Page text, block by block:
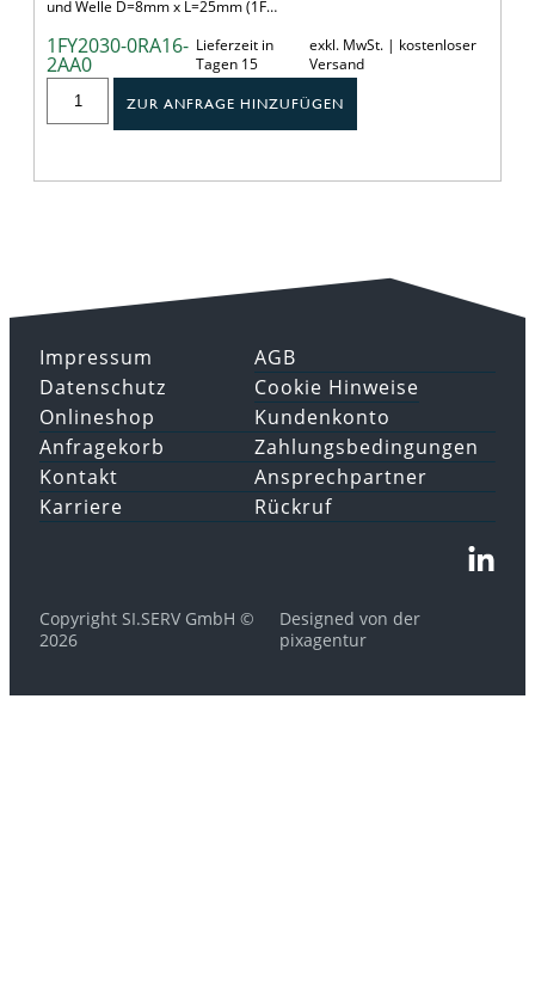
und Welle D=8mm x L=25mm (1F…
1FY2030-0RA16-
2AA0
Lieferzeit in
Tagen 15
exkl. MwSt. | kostenloser
Versand
ZUR ANFRAGE HINZUFÜGEN
Impressum
Datenschutz
AGB
Cookie Hinweise
Onlineshop
Anfragekorb
Kundenkonto
Zahlungsbedingungen
Kontakt
Karriere
Ansprechpartner
Rückruf
Copyright SI.SERV GmbH ©
2026
Designed von der
pixagentur